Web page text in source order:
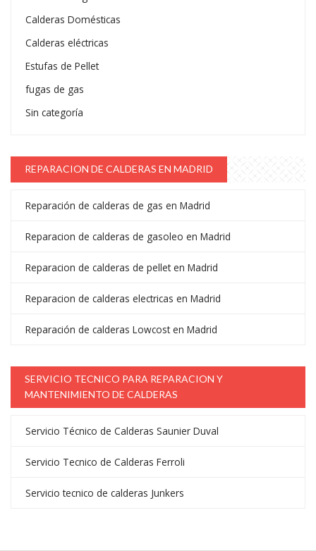
Calderas Domésticas
Calderas eléctricas
Estufas de Pellet
fugas de gas
Sin categoría
REPARACION DE CALDERAS EN MADRID
Reparación de calderas de gas en Madrid
Reparacion de calderas de gasoleo en Madrid
Reparacion de calderas de pellet en Madrid
Reparacion de calderas electricas en Madrid
Reparación de calderas Lowcost en Madrid
SERVICIO TECNICO PARA REPARACION Y
MANTENIMIENTO DE CALDERAS
Servicio Técnico de Calderas Saunier Duval
Servicio Tecnico de Calderas Ferroli
Servicio tecnico de calderas Junkers